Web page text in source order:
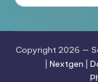
Copyright 2026 —
Nextgen